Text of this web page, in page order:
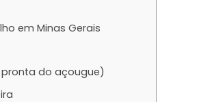
em Minas Gerais
do açougue)